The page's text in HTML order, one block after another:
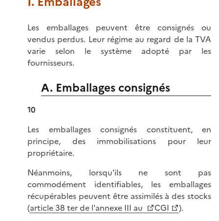
Les emballages peuvent être consignés ou
vendus perdus. Leur régime au regard de la TVA
varie selon le système adopté par les
fournisseurs.
A. Emballages consignés
10
Les emballages consignés constituent, en
principe, des immobilisations pour leur
propriétaire.
Néanmoins, lorsqu'ils ne sont pas
commodément identifiables, les emballages
récupérables peuvent être assimilés à des stocks
(article 38 ter de l'annexe III au CGI
).